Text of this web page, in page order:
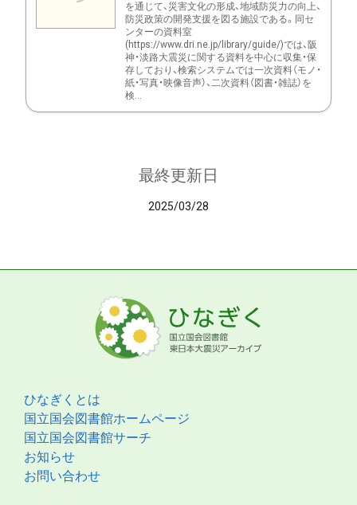
を通じて、災害文化の形成、地域防災力の向上、
防災政策の開発支援を図る施設である。同セ
ンターの資料室
(https://www.dri.ne.jp/library/guide/)では、阪
神・淡路大震災に関する資料を中心に収集・保
存しており、検索システムでは一次資料（モノ・
紙・写真・映像音声）、二次資料（図書・雑誌）を
検...
最終更新日
2025/03/28
ひなぎくとは
国立国会図書館ホームページ
国立国会図書館サーチ
お知らせ
お問い合わせ